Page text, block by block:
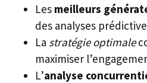
Les meilleurs
des analyses
La stratégie optimale
maximiser
L’analyse